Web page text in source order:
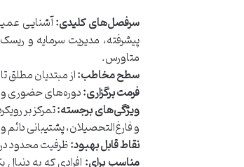
سرفصل‌های کلیدی:آشنایی
متاورس.
سطح مخاطب:از مبتدیان مطلق
فرمت برگزاری:دوره‌های حضوری و
ویژگی‌های برجسته:تمرکز بر
و فارغ‌التحصیلان، پشتیبانی دائم
نقاط قابل بهبود:ظرفیت محدود
مناسب برای:افرادی که به